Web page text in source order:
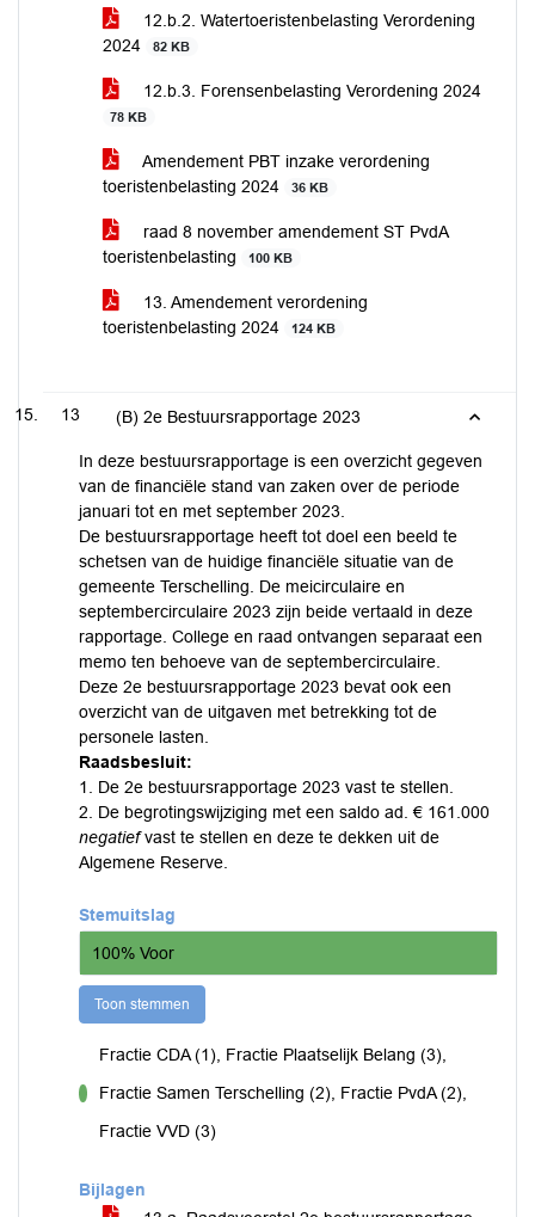
12.b.2. Watertoeristenbelasting Verordening
2024
82 KB
12.b.3. Forensenbelasting Verordening 2024
78 KB
Amendement PBT inzake verordening
toeristenbelasting 2024
36 KB
raad 8 november amendement ST PvdA
toeristenbelasting
100 KB
13. Amendement verordening
toeristenbelasting 2024
124 KB
13 (B) 2e Bestuursrapportage 2023
In deze bestuursrapportage is een overzicht gegeven
van de financiële stand van zaken over de periode
januari tot en met september 2023.
De bestuursrapportage heeft tot doel een beeld te
schetsen van de huidige financiële situatie van de
gemeente Terschelling. De meicirculaire en
septembercirculaire 2023 zijn beide vertaald in deze
rapportage. College en raad ontvangen separaat een
memo ten behoeve van de septembercirculaire.
Deze 2e bestuursrapportage 2023 bevat ook een
overzicht van de uitgaven met betrekking tot de
personele lasten.
Raadsbesluit:
1. De 2e bestuursrapportage 2023 vast te stellen.
2. De begrotingswijziging met een saldo ad. € 161.000
negatiefvast te stellen en deze te dekken uit de
Algemene Reserve.
Stemuitslag
100% Voor
Toon stemmen
Fractie CDA (1), Fractie Plaatselijk Belang (3),
Fractie Samen Terschelling (2), Fractie PvdA (2),
Fractie VVD (3)
Bijlagen